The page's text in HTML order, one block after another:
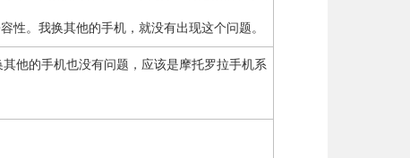
性。我换其他的手机，就没有出现这个问题。
他的手机也没有问题，应该是摩托罗拉手机系